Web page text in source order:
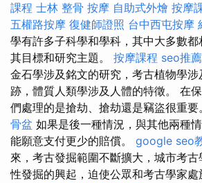
課程 士林 整骨 按摩 自助式外燴 按摩
五權路按摩 復健師證照 台中西屯按摩
學有許多子科學和學科，其中大多數
其目標和研究主題。 按摩課程 seo推薦
金石學涉及銘文的研究，考古植物學
跡，體質人類學涉及人體的特徵。 在
們處理的是搶劫、搶劫還是竊盜很重要
骨盆 如果是後一種情況，與其他兩種
能願意支付更少的賠償。 google seo
來，考古發掘範圍不斷擴大，城市考
性發掘的興起，迫使公眾和考古學家